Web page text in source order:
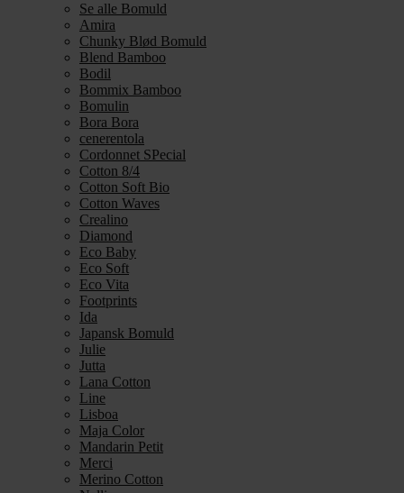
Se alle Bomuld
Amira
Chunky Blød Bomuld
Blend Bamboo
Bodil
Bommix Bamboo
Bomulin
Bora Bora
cenerentola
Cordonnet SPecial
Cotton 8/4
Cotton Soft Bio
Cotton Waves
Crealino
Diamond
Eco Baby
Eco Soft
Eco Vita
Footprints
Ida
Japansk Bomuld
Julie
Jutta
Lana Cotton
Line
Lisboa
Maja Color
Mandarin Petit
Merci
Merino Cotton